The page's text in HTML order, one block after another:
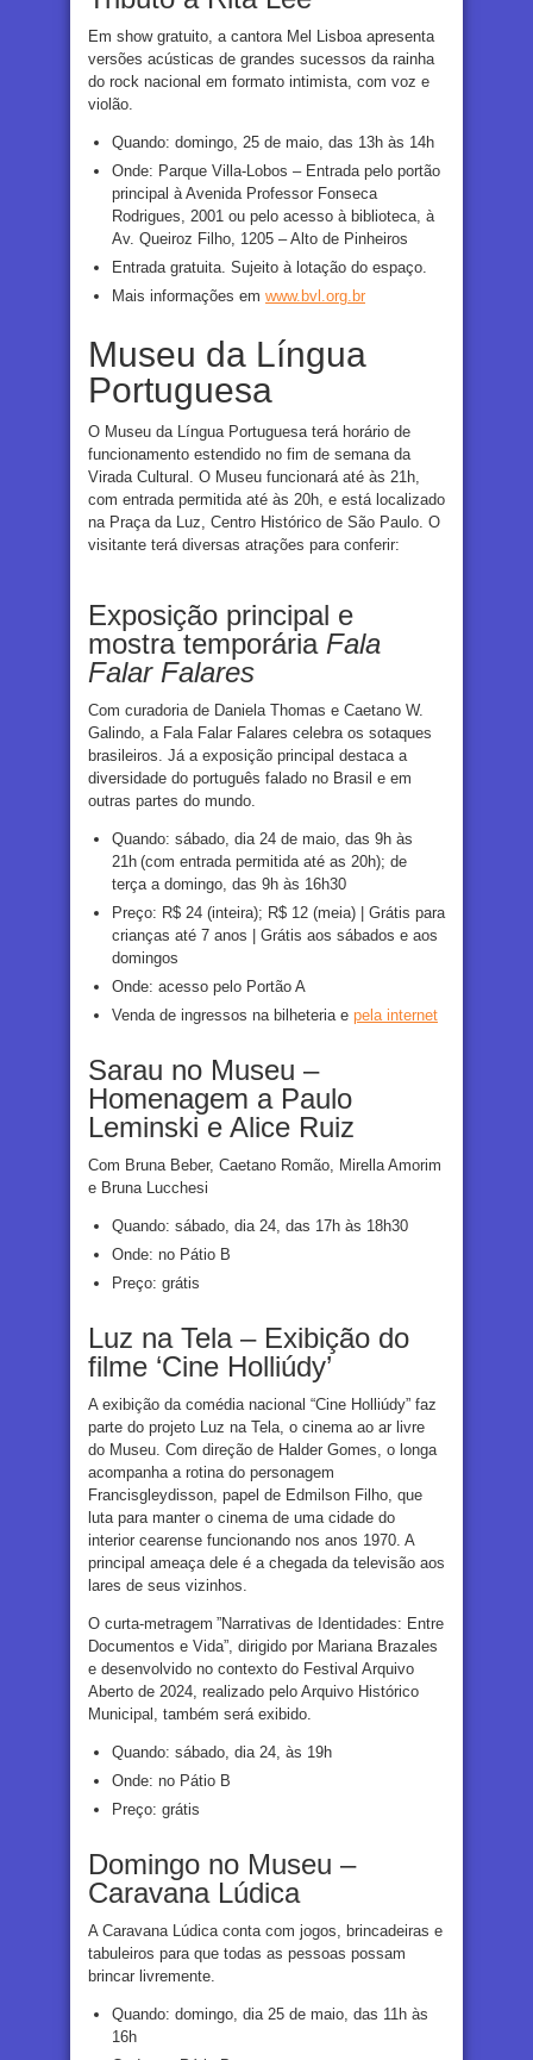
Em show gratuito, a cantora Mel Lisboa apresenta
versões acústicas de grandes sucessos da rainha
do rock nacional em formato intimista, com voz e
violão.
Quando: domingo, 25 de maio, das 13h às 14h
Onde: Parque Villa-Lobos – Entrada pelo portão
principal à Avenida Professor Fonseca
Rodrigues, 2001 ou pelo acesso à biblioteca, à
Av. Queiroz Filho, 1205 – Alto de Pinheiros
Entrada gratuita. Sujeito à lotação do espaço.
Mais informações em www.bvl.org.br
Museu da Língua
Portuguesa
O Museu da Língua Portuguesa terá horário de
funcionamento estendido no fim de semana da
Virada Cultural. O Museu funcionará até às 21h,
com entrada permitida até às 20h, e está localizado
na Praça da Luz, Centro Histórico de São Paulo. O
visitante terá diversas atrações para conferir:
Exposição principal e
mostra temporária Fala
Falar Falares
Com curadoria de Daniela Thomas e Caetano W.
Galindo, a Fala Falar Falares celebra os sotaques
brasileiros. Já a exposição principal destaca a
diversidade do português falado no Brasil e em
outras partes do mundo.
Quando: sábado, dia 24 de maio, das 9h às
21h (com entrada permitida até as 20h); de
terça a domingo, das 9h às 16h30
Preço: R$ 24 (inteira); R$ 12 (meia) | Grátis para
crianças até 7 anos | Grátis aos sábados e aos
domingos
Onde: acesso pelo Portão A
Venda de ingressos na bilheteria e pela internet
Sarau no Museu –
Homenagem a Paulo
Leminski e Alice Ruiz
Com Bruna Beber, Caetano Romão, Mirella Amorim
e Bruna Lucchesi
Quando: sábado, dia 24, das 17h às 18h30
Onde: no Pátio B
Preço: grátis
Luz na Tela – Exibição do
filme ‘Cine Holliúdy’
A exibição da comédia nacional “Cine Holliúdy” faz
parte do projeto Luz na Tela, o cinema ao ar livre
do Museu. Com direção de Halder Gomes, o longa
acompanha a rotina do personagem
Francisgleydisson, papel de Edmilson Filho, que
luta para manter o cinema de uma cidade do
interior cearense funcionando nos anos 1970. A
principal ameaça dele é a chegada da televisão aos
lares de seus vizinhos.
O curta-metragem ”Narrativas de Identidades: Entre
Documentos e Vida”, dirigido por Mariana Brazales
e desenvolvido no contexto do Festival Arquivo
Aberto de 2024, realizado pelo Arquivo Histórico
Municipal, também será exibido.
Quando: sábado, dia 24, às 19h
Onde: no Pátio B
Preço: grátis
Domingo no Museu –
Caravana Lúdica
A Caravana Lúdica conta com jogos, brincadeiras e
tabuleiros para que todas as pessoas possam
brincar livremente.
Quando: domingo, dia 25 de maio, das 11h às
16h